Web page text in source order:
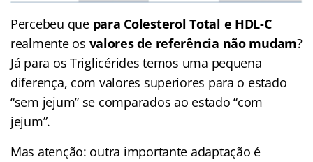
Percebeu que para Colesterol Total e HDL-C
realmente os valores de referência não mudam?
Já para os Triglicérides temos uma pequena
diferença, com valores superiores para o estado
“sem jejum” se comparados ao estado “com
jejum”.
Mas atenção: outra importante adaptação é